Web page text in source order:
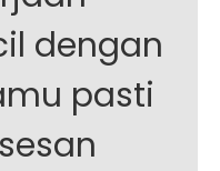
dengan
pasti